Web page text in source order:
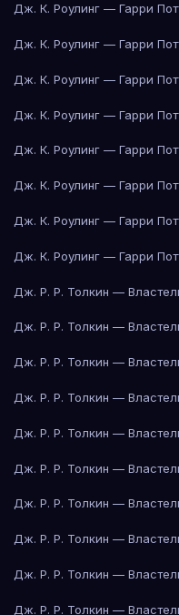
Дж. К. Роулинг — Гарри
Дж. К. Роулинг — Гарри
Дж. К. Роулинг — Гарри
Дж. К. Роулинг — Гарри
Дж. К. Роулинг — Гарри
Дж. К. Роулинг — Гарри
Дж. К. Роулинг — Гарри
Дж. К. Роулинг — Гарри
Дж. Р. Р. Толкин —
Дж. Р. Р. Толкин —
Дж. Р. Р. Толкин —
Дж. Р. Р. Толкин —
Дж. Р. Р. Толкин —
Дж. Р. Р. Толкин —
Дж. Р. Р. Толкин —
Дж. Р. Р. Толкин —
Дж. Р. Р. Толкин —
Дж. Р. Р. Толкин —